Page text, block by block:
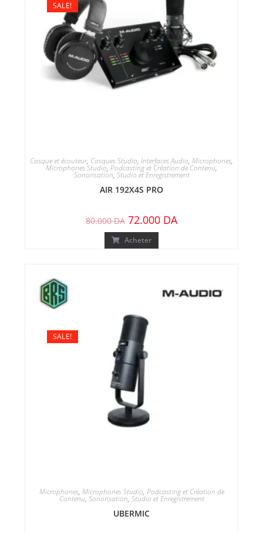
SALE!
Casque et écouteur, Casques Studio, Interfaces Audio, Microphones,
Microphones Studio, Podcasting et Création de Contenu,
Sonorisation, Studio et Enregistrement
AIR 192X4S PRO
80.000DA 72.000 DA
Acheter
SALE!
Microphones, Microphones Studio, Podcasting et Création de
Contenu, Sonorisation, Studio et Enregistrement
UBERMIC